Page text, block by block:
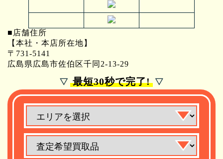
■店舗住所
【本社・本店所在地】
〒731-5141
広島県広島市佐伯区千同2-13-29
最短30秒で完了!